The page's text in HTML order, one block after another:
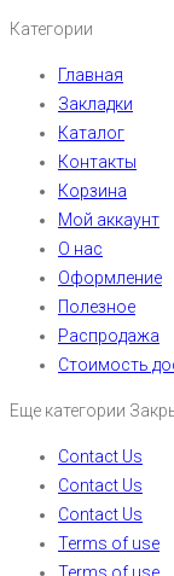
Категории
Главная
Закладки
Каталог
Контакты
Корзина
Мой аккаунт
О нас
Оформление
Полезное
Распродажа
Стоимость
Еще категории
Contact Us
Contact Us
Contact Us
Terms of use